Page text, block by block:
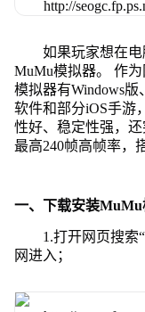
如果玩家想在
MuMu模拟器。 作
模拟器有Windows版
软件和部分iOS手游
性好、稳定性强，
最高240帧高帧率，
一、下载安装MuMu
1.打开网页搜索
网进入；